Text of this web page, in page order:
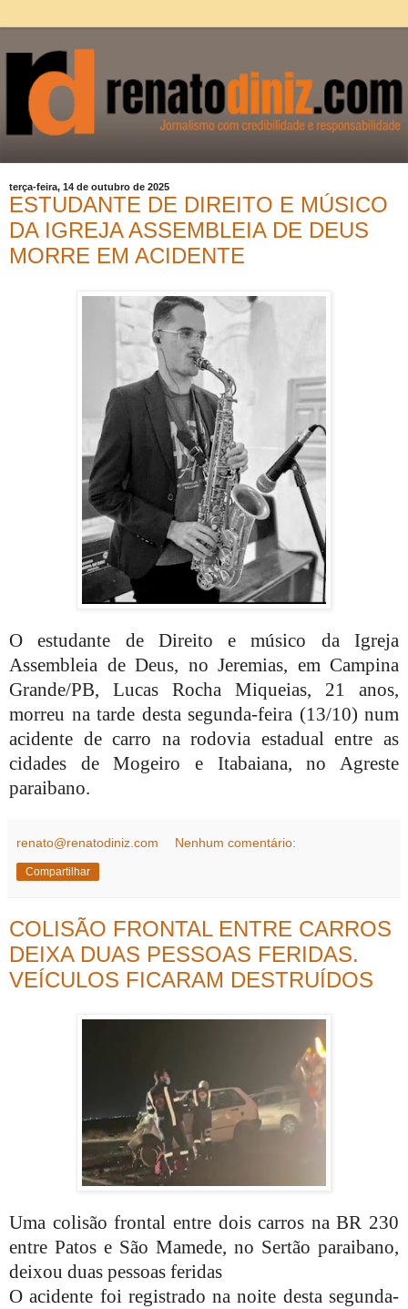
terça-feira, 14 de outubro de 2025
ESTUDANTE DE DIREITO E MÚSICO
DA IGREJA ASSEMBLEIA DE DEUS
MORRE EM ACIDENTE
O estudante de Direito e músico da Igreja
Assembleia de Deus, no Jeremias, em Campina
Grande/PB, Lucas Rocha Miqueias, 21 anos,
morreu na tarde desta segunda-feira (13/10) num
acidente de carro na rodovia estadual entre as
cidades de Mogeiro e Itabaiana, no Agreste
paraibano.
renato@renatodiniz.com Nenhum comentário:
Compartilhar
COLISÃO FRONTAL ENTRE CARROS
DEIXA DUAS PESSOAS FERIDAS.
VEÍCULOS FICARAM DESTRUÍDOS
Uma colisão frontal entre dois carros na BR 230
entre Patos e São Mamede, no Sertão paraibano,
deixou duas pessoas feridas
O acidente foi registrado na noite desta segunda-